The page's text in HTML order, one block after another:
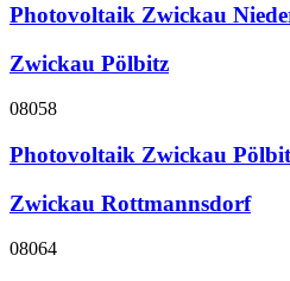
Photovoltaik Zwickau
Zwickau Pölbitz
08058
Photovoltaik Zwickau
Zwickau Rottmannsdorf
08064